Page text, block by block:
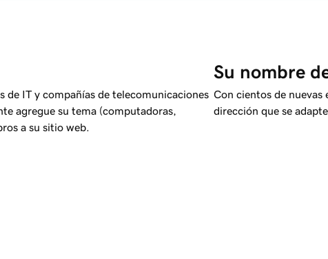
de IT y compañías de telecomunicaciones
agregue su tema (computadoras,
a su sitio web.
Su nombre
Con cientos de nuevas
dirección que se